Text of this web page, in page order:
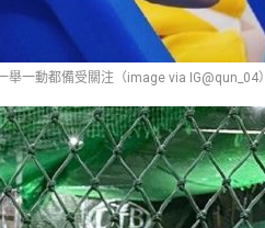
一動都備受關注（image via IG@qun_04）